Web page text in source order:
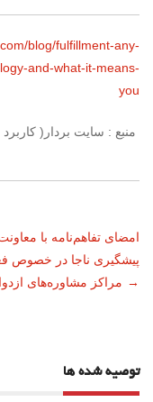
blog/fulfillment-any-
and-what-it-means-
you
منبع : سایت بردار(
ناوبری
نوشته
امضای تفاهم‌نامه با
پیشگیری ناجا در خصوص
مراکز مشاوره‌های →
توصیه شده ها